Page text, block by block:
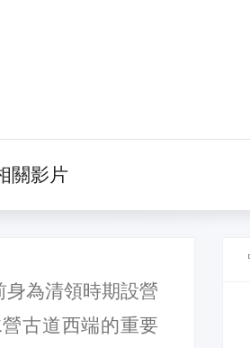
關影片
為清領時期設營
古道西端的重要